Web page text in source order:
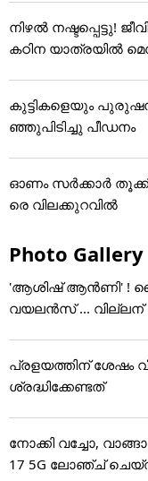
നിഴൽ നഷ്ടപ്പെട്ടു!
കഠിന യാത്രയിൽ
കുട്ടികളെയും
ഞ്ഞുപിടിച്ചു പീഡനം
ഓണം സര്‍ക്കാര്‍
രെ വിലക്കുറവില്‍
Photo Gallery
'ആശിഷ് ആൻണി' !
വയലൻസ് ...
പ്രളയത്തിന് ശേഷം
ശ്രദ്ധിക്കേണ്ടത്
നോക്കി വച്ചോ,
17 5G ലോഞ്ച്